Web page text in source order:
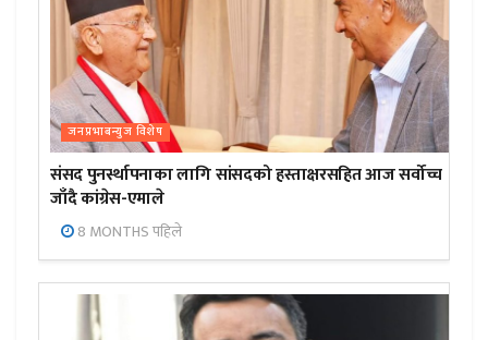
जनप्रभाबन्युज विशेष
संसद पुनर्स्थापनाका लागि सांसदको हस्ताक्षरसहित आज सर्वोच्च
जाँदै कांग्रेस-एमाले
8 MONTHS पहिले